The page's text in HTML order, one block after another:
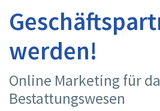
werden!
Online Marketing für
Bestattungswesen